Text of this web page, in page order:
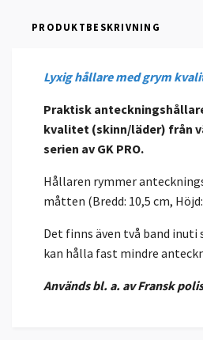
PRODUKTBESKRIVNING
Lyxig hållare med grym
Praktisk
kvalitet (skinn/läder) från
serien av GK PRO.
Hållaren rymmer
måtten (Bredd: 10,5 cm,
Det finns även två band
kan hålla fast mindre
Används bl. a. av Fransk